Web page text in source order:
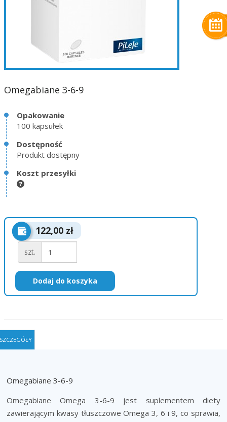
Omegabiane 3-6-9
Opakowanie
100 kapsułek
Dostępność
Produkt dostępny
Koszt przesyłki
122,00 zł
szt.
Dodaj do koszyka
SZCZEGÓŁY
Omegabiane 3-6-9
Omegabiane Omega 3-6-9 jest suplementem diety
zawierającym kwasy tłuszczowe Omega 3, 6 i 9, co sprawia,